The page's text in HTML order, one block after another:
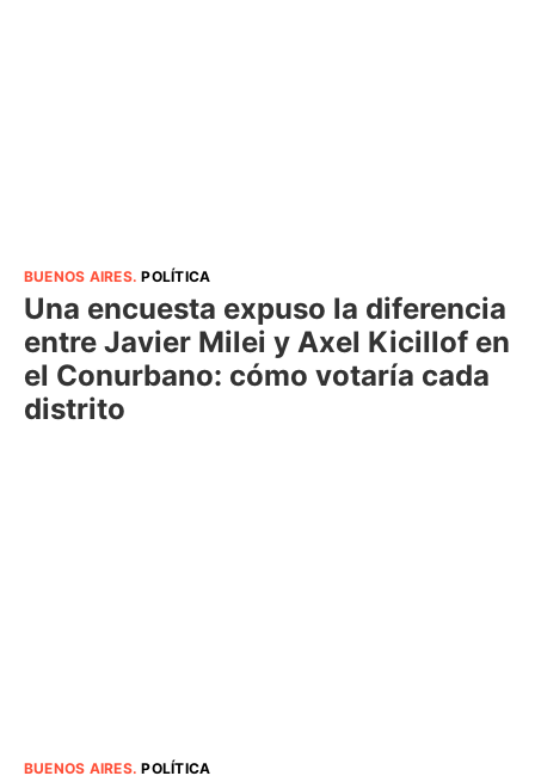
BUENOS AIRES.POLÍTICA
Una encuesta expuso la diferencia
entre Javier Milei y Axel Kicillof en
el Conurbano: cómo votaría cada
distrito
BUENOS AIRES.POLÍTICA